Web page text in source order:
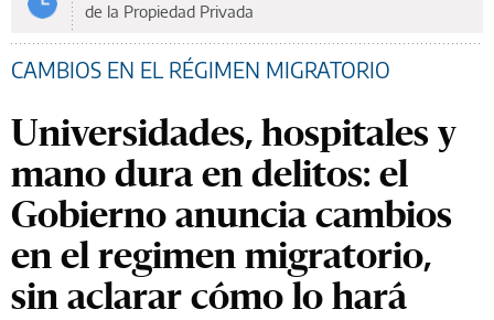
de la Propiedad Privada
CAMBIOS EN EL RÉGIMEN MIGRATORIO
Universidades, hospitales y
mano dura en delitos: el
Gobierno anuncia cambios
en el regimen migratorio,
sin aclarar cómo lo hará